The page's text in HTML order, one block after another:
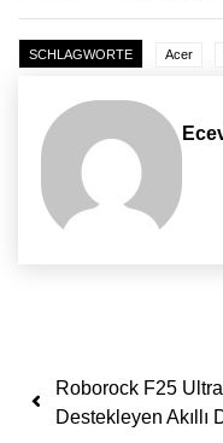
SCHLAGWORTE Acer
Yazı
Roborock F25
Destekleyen Akıllı